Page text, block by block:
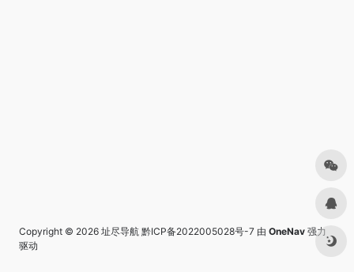
Copyright © 2026 址尽导航 黔ICP备2022005028号-7 由 OneNav 强力
驱动